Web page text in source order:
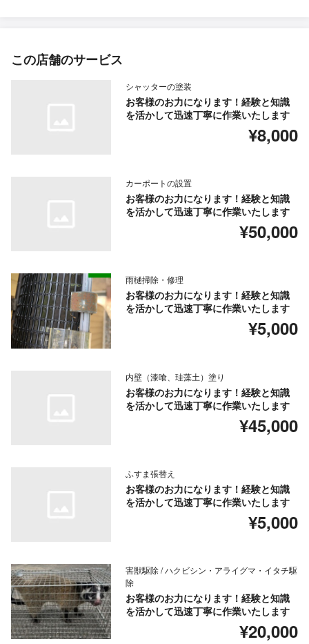
この店舗のサービス
シャッターの塗装
お客様のお力になります！経験と知識
を活かして迅速丁寧に作業いたします
¥8,000
カーポートの設置
お客様のお力になります！経験と知識
を活かして迅速丁寧に作業いたします
¥50,000
雨樋掃除・修理
お客様のお力になります！経験と知識
を活かして迅速丁寧に作業いたします
¥5,000
内壁（漆喰、珪藻土）塗り
お客様のお力になります！経験と知識
を活かして迅速丁寧に作業いたします
¥45,000
ふすま張替え
お客様のお力になります！経験と知識
を活かして迅速丁寧に作業いたします
¥5,000
害獣駆除 / ハクビシン・アライグマ・イタチ駆
除
お客様のお力になります！経験と知識
を活かして迅速丁寧に作業いたします
¥20,000